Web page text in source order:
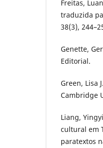
Freitas,
traduzida
38(3),
Genette,
Editorial.
Green, Lisa
Cambridge
Liang,
cultural em
paratextos